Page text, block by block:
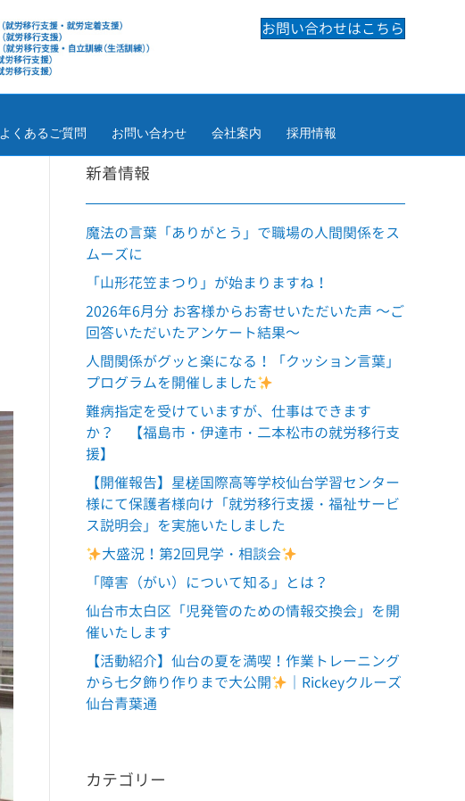
よくあるご質問 お問い合わせ 会社案内 採用情報
お問い合わせはこちら
新着情報
魔法の言葉「ありがとう」で職場の人間関係をス
ムーズに
「山形花笠まつり」が始まりますね！
2026年6月分 お客様からお寄せいただいた声 ～ご
回答いただいたアンケート結果～
人間関係がグッと楽になる！「クッション言葉」
プログラムを開催しました
難病指定を受けていますが、仕事はできます
か？ 【福島市・伊達市・二本松市の就労移行支
援】
【開催報告】星槎国際高等学校仙台学習センター
様にて保護者様向け「就労移行支援・福祉サービ
ス説明会」を実施いたしました
大盛況！第2回見学・相談会
「障害（がい）について知る」とは？
仙台市太白区「児発管のための情報交換会」を開
催いたします
【活動紹介】仙台の夏を満喫！作業トレーニング
から七夕飾り作りまで大公開
｜Rickeyクルーズ
仙台青葉通
カテゴリー